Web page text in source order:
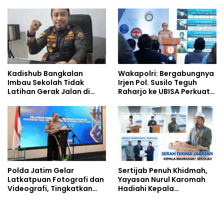
Pengelolaan Limbah
Berjalan Optimal
Siswa Sekolah Rakyat
Kadishub Bangkalan
Imbau Sekolah Tidak
Latihan Gerak Jalan di
Wakapolri: Bergabungnya
Irjen Pol. Susilo Teguh
Raharjo ke UBISA Perkuat
Studi Kepolisian
Polda Jatim Gelar
Latkatpuan Fotografi dan
Videografi, Tingkatkan
Sertijab Penuh Khidmah,
Yayasan Nurul Karomah
Hadiahi Kepala